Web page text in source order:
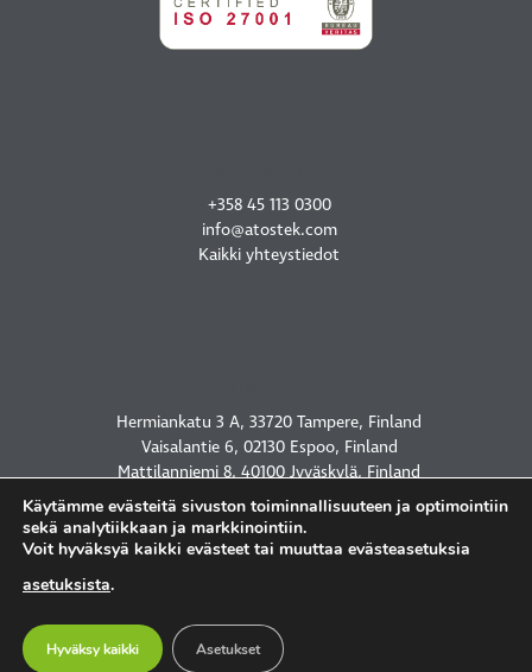
+358 45 113 0300
info@atostek.com
Kaikki yhteystiedot
Hermiankatu 3 A, 33720 Tampere, Finland
Vaisalantie 6, 02130 Espoo, Finland
Mattilanniemi 8, 40100 Jyväskylä, Finland
2450 Holcombe Blvd, Houston, TX 77021, USA
Käytämme evästeitä sivuston toiminnallisuuteen ja optimointiin
sekä analytiikkaan ja markkinointiin.
Voit hyväksyä kaikki evästeet tai muuttaa evästeasetuksia
asetuksista.
Hyväksy kaikki Asetukset